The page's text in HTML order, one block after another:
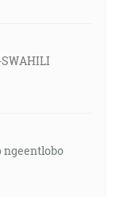
ngeentlobo